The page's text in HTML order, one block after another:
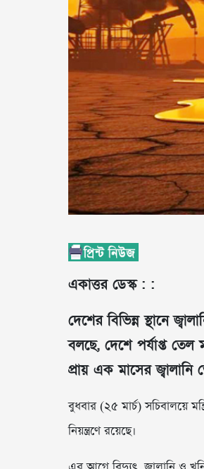
একাত্তর ডেস্ক : :
দেশের বিভিন্ন স্থানে
বলছে, দেশে পর্যাপ্ত তেল
প্রায় এক মাসের
বুধবার (২৫ মার্চ) সচিবালয়ে
নিয়ন্ত্রণে রয়েছে।